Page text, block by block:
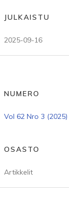
JULKAISTU
2025-09-16
NUMERO
Vol 62 Nro 3 (2025)
OSASTO
Artikkelit